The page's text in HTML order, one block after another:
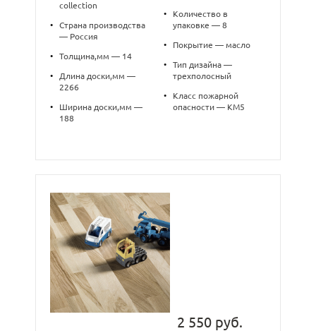
collection
•
Страна производства
— Россия
• Толщина,мм — 14
•
Длина доски,мм —
2266
•
Ширина доски,мм —
188
•
Количество в
упаковке — 8
• Покрытие — масло
•
Тип дизайна —
трехполосный
•
Класс пожарной
опасности — КМ5
2 550 руб.